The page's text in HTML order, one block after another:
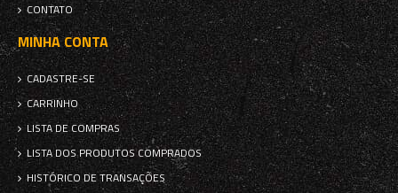
CONTATO
MINHA CONTA
CADASTRE-SE
CARRINHO
LISTA DE COMPRAS
LISTA DOS PRODUTOS COMPRADOS
HISTÓRICO DE TRANSAÇÕES